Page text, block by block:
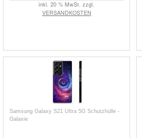
inkl. 20 % MwSt. zzgl.
VERSANDKOSTEN
Samsung Galaxy S21 Ultra 5G Schutzhülle -
Galaxie